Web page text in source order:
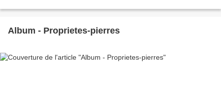
Album - Proprietes-pierres